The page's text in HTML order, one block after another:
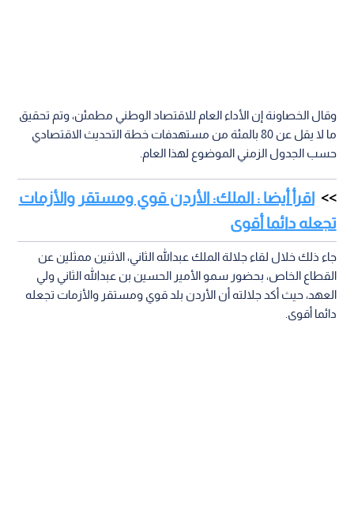
وقال الخصاونة إن الأداء العام للاقتصاد الوطني مطمئن، وتم تحقيق
ما لا يقل عن 80 بالمئة من مستهدفات خطة التحديث الاقتصادي
حسب الجدول الزمني الموضوع لهذا العام.
اقرأ أيضا : الملك: الأردن قوي ومستقر والأزمات
تجعله دائما أقوى
جاء ذلك خلال لقاء جلالة الملك عبدالله الثاني، الاثنين ممثلين عن
القطاع الخاص، بحضور سمو الأمير الحسين بن عبدالله الثاني ولي
العهد، حيث أكد جلالته أن الأردن بلد قوي ومستقر والأزمات تجعله
دائما أقوى.